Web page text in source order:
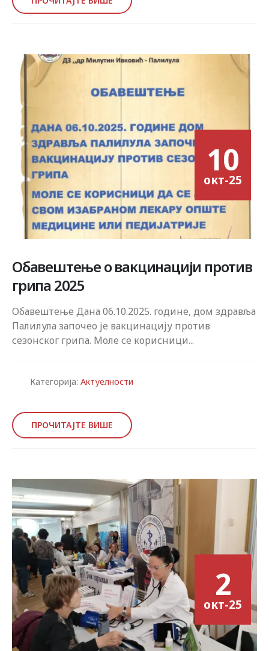
10
окт-25
Обавештење о вакцинацији против
грипа 2025
Обавештење Дана 06.10.2025. године, дом здравља
Палилула започео је вакцинацију против
сезонског грипа. Моле се корисници...
Категорија: Актуелности
ПРОЧИТАЈТЕ ВИШЕ
2
окт-25